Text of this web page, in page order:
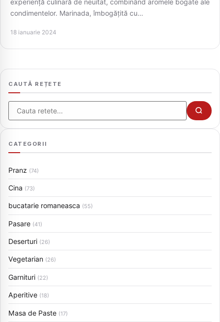
experiență culinară de neuitat, combinând aromele bogate ale
condimentelor. Marinada, îmbogățită cu…
18 ianuarie 2024
CAUTĂ REȚETE
Cauta
CATEGORII
Pranz (74)
Cina (73)
bucatarie romaneasca (55)
Pasare (41)
Deserturi (26)
Vegetarian (26)
Garnituri (22)
Aperitive (18)
Masa de Paste (17)